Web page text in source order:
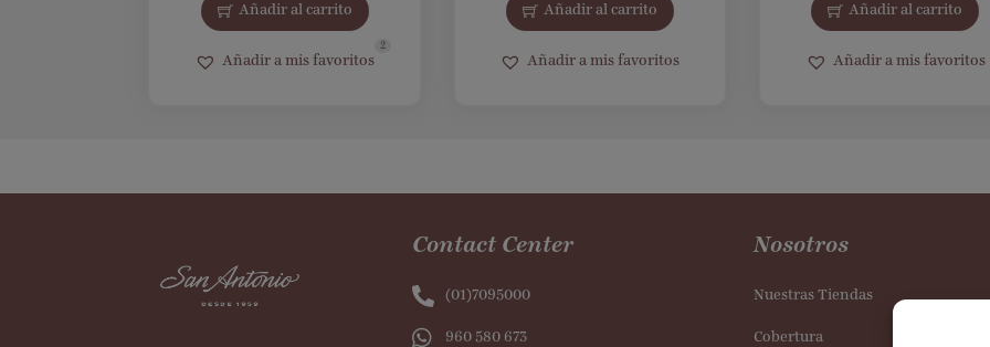
Añadir al carrito
Añadir a mis favoritos
2
Añadir al carrito
Añadir a mis favoritos
Añadir al carrito
Añadir a mis favoritos
Contact Center
(01)7095000
960 580 673
Nosotros
Nuestras Tiendas
Cobertura